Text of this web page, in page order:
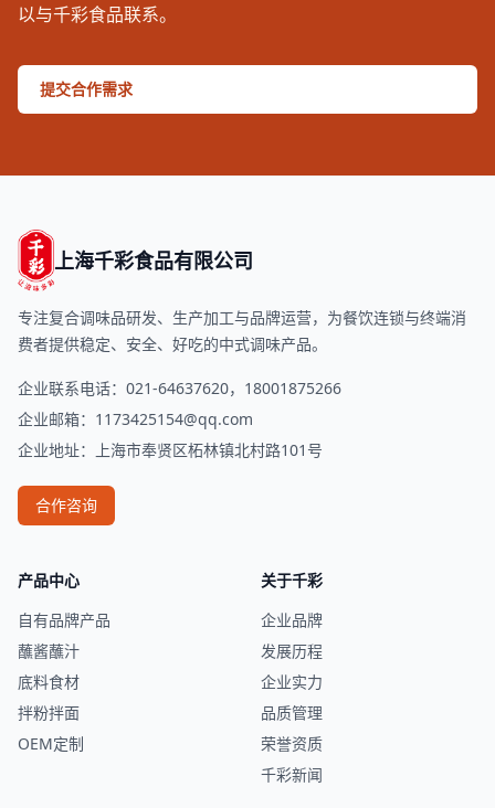
以与千彩食品联系。
提交合作需求
上海千彩食品有限公司
专注复合调味品研发、生产加工与品牌运营，为餐饮连锁与终端消
费者提供稳定、安全、好吃的中式调味产品。
企业联系电话：021-64637620，18001875266
企业邮箱： 1173425154@qq.com
企业地址：上海市奉贤区柘林镇北村路101号
合作咨询
产品中心
自有品牌产品
蘸酱蘸汁
底料食材
拌粉拌面
OEM定制
关于千彩
企业品牌
发展历程
企业实力
品质管理
荣誉资质
千彩新闻